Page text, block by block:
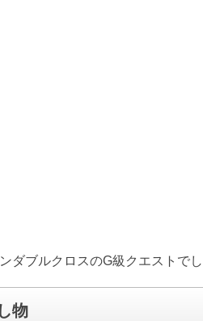
ダブルクロスのG級クエストで
物